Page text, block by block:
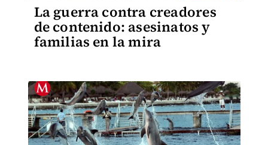
La guerra contra creadores
de contenido: asesinatos y
familias en la mira